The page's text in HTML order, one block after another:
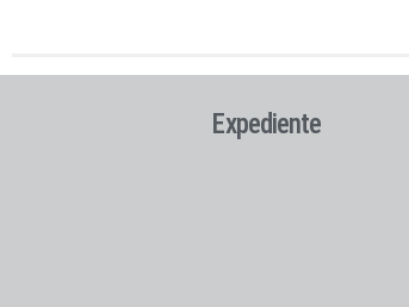
Expediente